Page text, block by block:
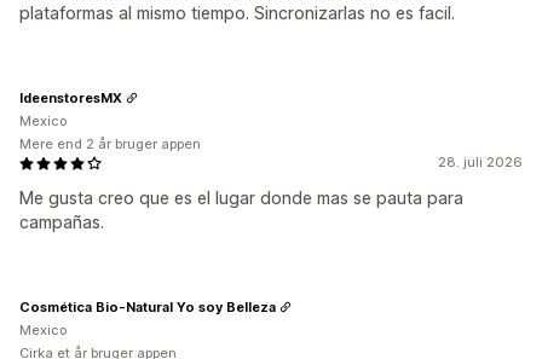
plataformas al mismo tiempo. Sincronizarlas no es facil.
28. juli 2026
Me gusta creo que es el lugar donde mas se pauta para
campañas.
IdeenstoresMX
Mexico
Mere end 2 år bruger appen
Cosmética Bio-Natural Yo soy Belleza
Mexico
Cirka et år bruger appen